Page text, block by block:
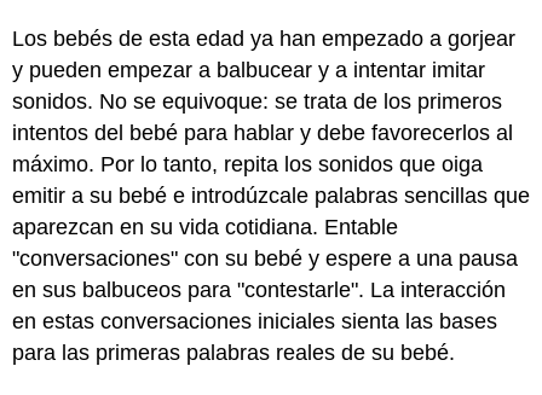
Los bebés de esta edad ya han empezado a gorjear
y pueden empezar a balbucear y a intentar imitar
sonidos. No se equivoque: se trata de los primeros
intentos del bebé para hablar y debe favorecerlos al
máximo. Por lo tanto, repita los sonidos que oiga
emitir a su bebé e introdúzcale palabras sencillas que
aparezcan en su vida cotidiana. Entable
"conversaciones" con su bebé y espere a una pausa
en sus balbuceos para "contestarle". La interacción
en estas conversaciones iniciales sienta las bases
para las primeras palabras reales de su bebé.